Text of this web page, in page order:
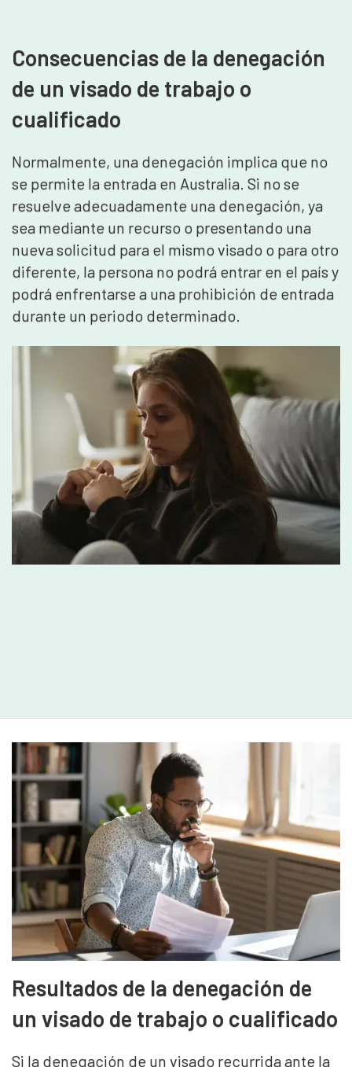
Consecuencias de la denegación
de un visado de trabajo o
cualificado
Normalmente, una denegación implica que no
se permite la entrada en Australia. Si no se
resuelve adecuadamente una denegación, ya
sea mediante un recurso o presentando una
nueva solicitud para el mismo visado o para otro
diferente, la persona no podrá entrar en el país y
podrá enfrentarse a una prohibición de entrada
durante un periodo determinado.
Resultados de la denegación de
un visado de trabajo o cualificado
Si la denegación de un visado recurrida ante la